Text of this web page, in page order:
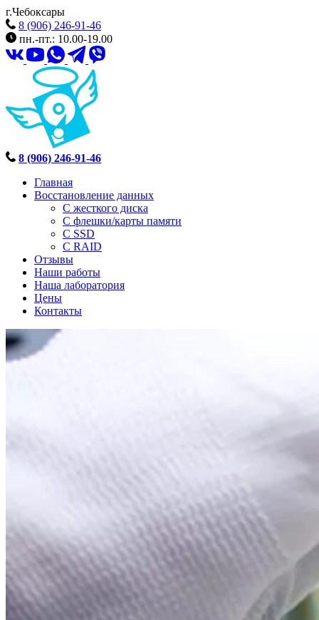
г.Чебоксары
8 (906) 246-91-46
пн.-пт.: 10.00-19.00
8 (906) 246-91-46
Главная
Восстановление данных
С жесткого диска
С флешки/карты памяти
С SSD
С RAID
Отзывы
Наши работы
Наша лаборатория
Цены
Контакты